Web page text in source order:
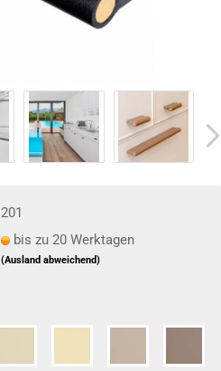
201
bis zu 20 Werktagen
(Ausland abweichend)